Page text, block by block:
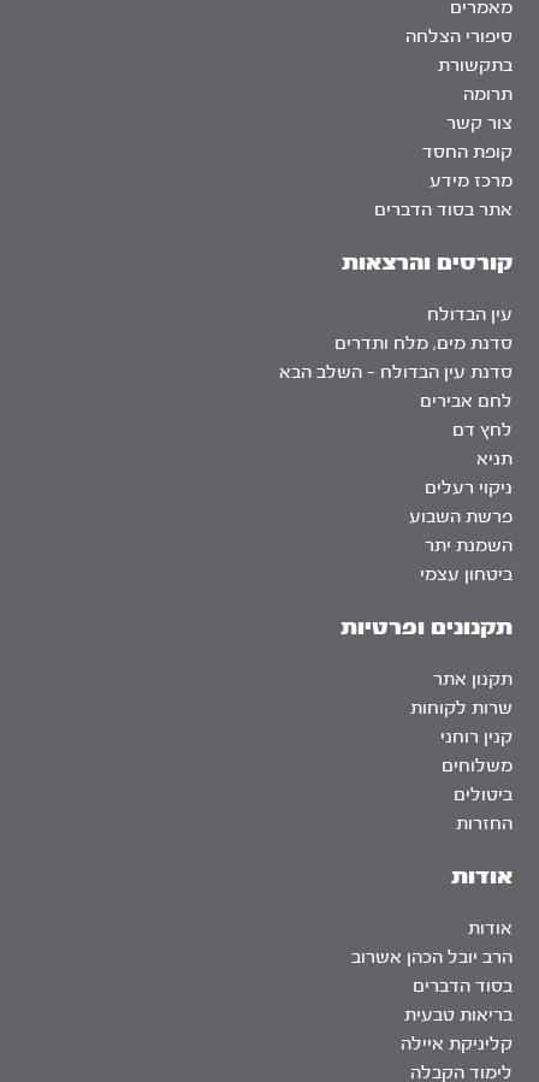
אודות
אודות
הרב יובל הכהן אשרוב
בסוד הדברים
בריאות טבעית
קליניקת איילה
לימוד הקבלה
מאמרים
סיפורי הצלחה
בתקשורת
תרומה
צור קשר
קופת החסד
מרכז מידע
אתר בסוד הדברים
קורסים והרצאות
עין הבדולח
סדנת מים, מלח ותדרים
סדנת עין הבדולח – השלב הבא
לחם אבירים
לחץ דם
תניא
ניקוי רעלים
פרשת השבוע
השמנת יתר
ביטחון עצמי
תקנונים ופרטיות
תקנון אתר
שרות לקוחות
קנין רוחני
משלוחים
ביטולים
החזרות